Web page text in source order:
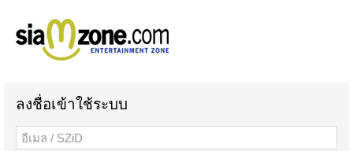
ลงชื่อเข้าใช้ระบบ